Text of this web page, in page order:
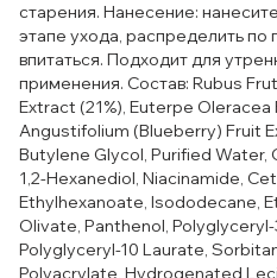
старения. Нанесение:
этапе ухода, распределить по
впитаться. Подходит для
применения. Состав: Rubus
Extract (21%), Euterpe Oleracea
Angustifolium (Blueberry) Fruit
Butylene Glycol, Purified Water,
1,2-Hexanediol, Niacinamide,
Ethylhexanoate, Isododecane,
Olivate, Panthenol,
Polyglyceryl-10 Laurate,
Polyacrylate, Hydrogenated